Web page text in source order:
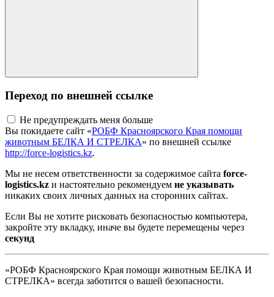
Переход по внешней ссылке
Не предупреждать меня больше
Вы покидаете сайт «РОБФ Красноярского Края помощи
животным БЕЛКА И СТРЕЛКА» по внешней ссылке
http://force-logistics.kz.
Мы не несем ответственности за содержимое сайта force-
logistics.kz и настоятельно рекомендуем не указывать
никаких своих личных данных на сторонних сайтах.
Если Вы не хотите рисковать безопасностью компьютера,
закройте эту вкладку, иначе вы будете перемещены через
секунд
«РОБФ Красноярского Края помощи животным БЕЛКА И
СТРЕЛКА» всегда заботится о вашей безопасности.